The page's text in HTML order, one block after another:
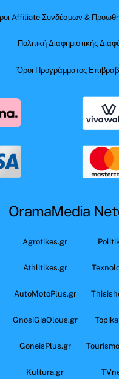
Affiliate Συνδέσμων &
Πολιτική Διαφημιστικής
Όροι Προγράμματος
OramaMedia
Agrotikes.gr
Athlitikes.gr
AutoMotoPlus.gr
GnosiGiaOlous.gr
GoneisPlus.gr
Kultura.gr